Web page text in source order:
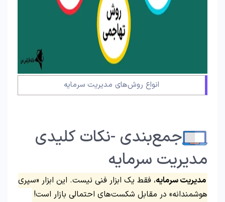
انواع روش‌های مدیریت سرمایه
جمع‌بندی -نکات کلیدی
مدیریت سرمایه
مدیریت سرمایه، فقط یک ابزار فنی نیست. این ابزار «سپری
هوشمندانه» در مقابل شکست‌های احتمالی بازار است!